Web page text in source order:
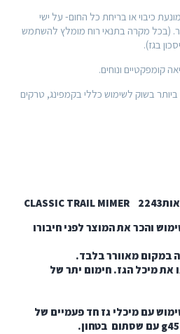
או בריחת כל החום- על ישי
בתנאי רוח מומלץ להשתמש
ונוחים.
לשימוש כללי בקמפינג, טרקים
את המוצר לפני חיבורו
בלבד.
הגז. חימום יתר של
עם מיכלי גז חד פעמיים של